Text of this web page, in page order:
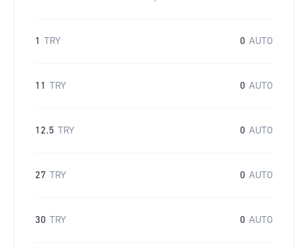
1 TRY 0 AUTO
11 TRY 0 AUTO
12.5 TRY 0 AUTO
27 TRY 0 AUTO
30 TRY 0 AUTO